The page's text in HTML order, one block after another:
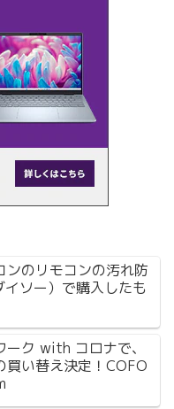
ンのリモコンの汚れ防
ソー）で購入したも
ーク with コロナで、
買い替え決定！COFO